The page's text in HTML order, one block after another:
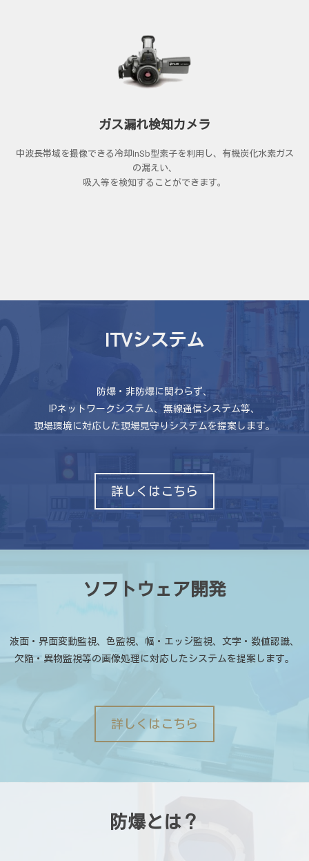
ガス漏れ検知カメラ
中波長帯域を撮像できる冷却InSb型素子を利用し、有機炭化水素ガス
の漏えい、
吸入等を検知することができます。
ITVシステム
防爆・非防爆に関わらず、
IPネットワークシステム、無線通信システム等、
現場環境に対応した現場見守りシステムを提案します。
詳しくはこちら
ソフトウェア開発
液面・界面変動監視、色監視、幅・エッジ監視、文字・数値認識、
欠陥・異物監視等の画像処理に対応したシステムを提案します。
詳しくはこちら
防爆とは？